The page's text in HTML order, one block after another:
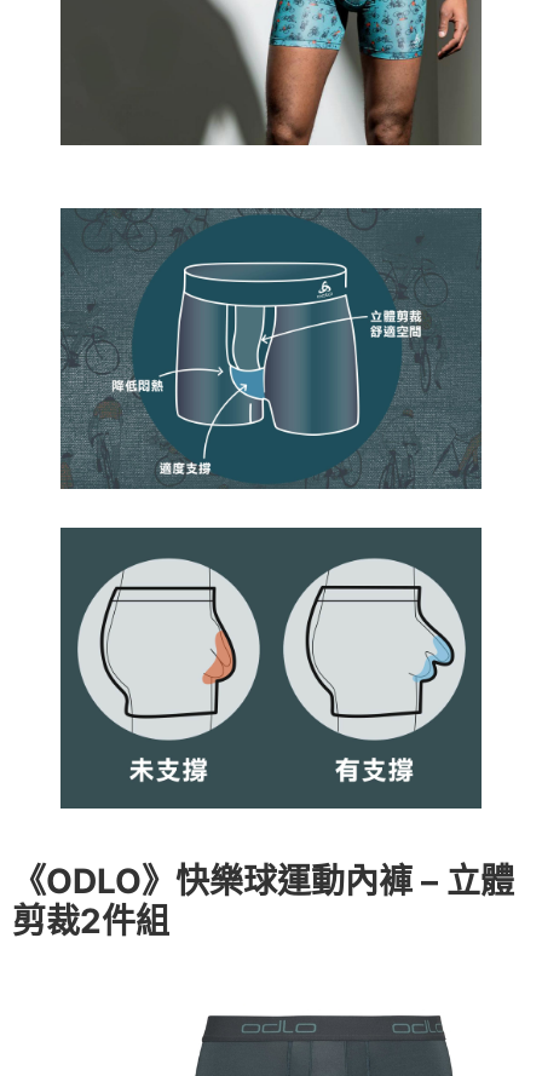
《ODLO》快樂球運動內褲 – 立體
剪裁2件組